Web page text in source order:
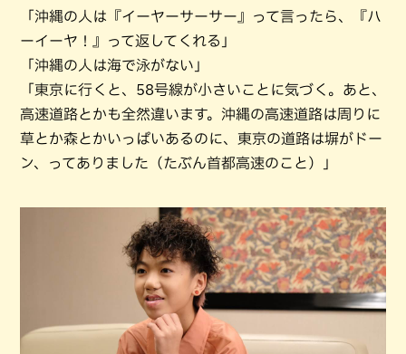
「沖縄の人は『イーヤーサーサー』って言ったら、『ハ
ーイーヤ！』って返してくれる」
「沖縄の人は海で泳がない」
「東京に行くと、58号線が小さいことに気づく。あと、
高速道路とかも全然違います。沖縄の高速道路は周りに
草とか森とかいっぱいあるのに、東京の道路は塀がドー
ン、ってありました（たぶん首都高速のこと）」